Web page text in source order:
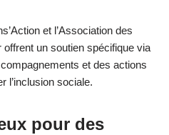
et l’Association des
offrent un soutien spécifique via
et des actions
l’inclusion sociale.
pour des